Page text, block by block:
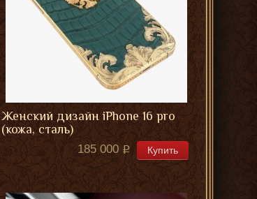
Женский дизайн iPhone 16 pro
(кожа, сталь)
185 000 Купить